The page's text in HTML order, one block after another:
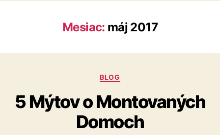
Mesiac: máj 2017
Kategórie
BLOG
5 Mýtov o Montovaných
Domoch